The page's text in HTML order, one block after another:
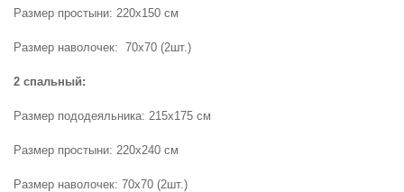
Размер простыни: 220х150 см
Размер наволочек: 70х70 (2шт.)
2 спальный:
Размер пододеяльника: 215х175 см
Размер простыни: 220х240 см
Размер наволочек: 70х70 (2шт.)